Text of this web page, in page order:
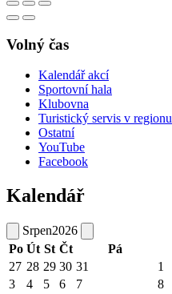
Volný čas
Kalendář akcí
Sportovní hala
Klubovna
Turistický servis v regionu
Ostatní
YouTube
Facebook
Kalendář
Srpen2026
Po Út St Čt Pá
27 28 29 30 31 1
3
4 5 6 7 8